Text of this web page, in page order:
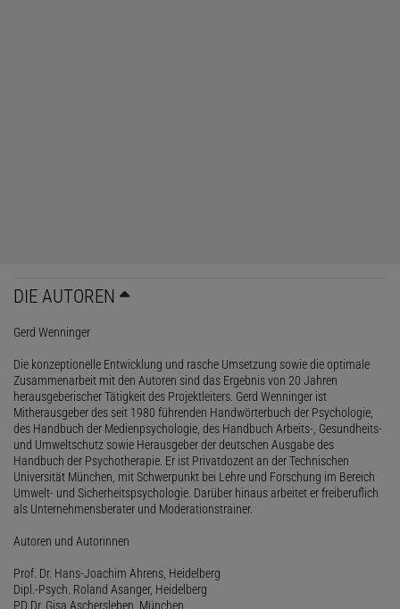
DIE AUTOREN
Gerd Wenninger
Die konzeptionelle Entwicklung und rasche Umsetzung sowie die optimale
Zusammenarbeit mit den Autoren sind das Ergebnis von 20 Jahren
herausgeberischer Tätigkeit des Projektleiters. Gerd Wenninger ist
Mitherausgeber des seit 1980 führenden Handwörterbuch der Psychologie,
des Handbuch der Medienpsychologie, des Handbuch Arbeits-, Gesundheits-
und Umweltschutz sowie Herausgeber der deutschen Ausgabe des
Handbuch der Psychotherapie. Er ist Privatdozent an der Technischen
Universität München, mit Schwerpunkt bei Lehre und Forschung im Bereich
Umwelt- und Sicherheitspsychologie. Darüber hinaus arbeitet er freiberuflich
als Unternehmensberater und Moderationstrainer.
Autoren und Autorinnen
Prof. Dr. Hans-Joachim Ahrens, Heidelberg
Dipl.-Psych. Roland Asanger, Heidelberg
PD Dr. Gisa Aschersleben, München